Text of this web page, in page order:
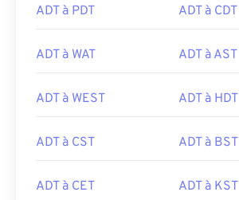
ADT à PDT ADT à CDT
ADT à WAT ADT à AST
ADT à WEST ADT à HDT
ADT à CST ADT à BST
ADT à CET ADT à KST